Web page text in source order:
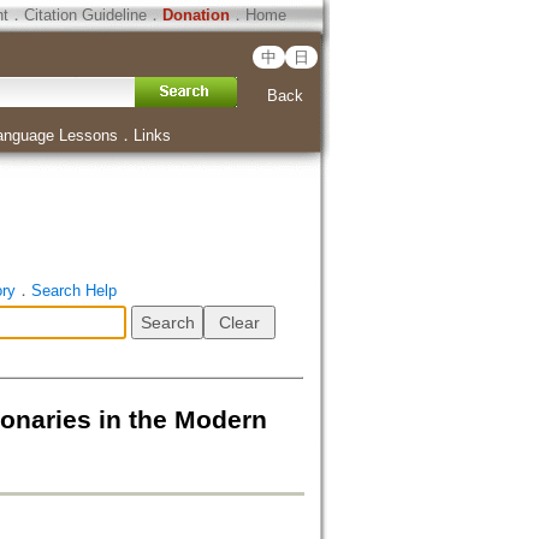
．Citation Guideline． Donation．Home
中 日
Back
Lessons ． Links
． Search Help
in the Modern